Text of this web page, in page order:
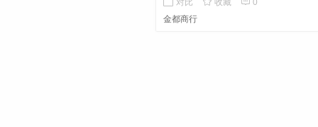
对比
收藏
0
金都商行